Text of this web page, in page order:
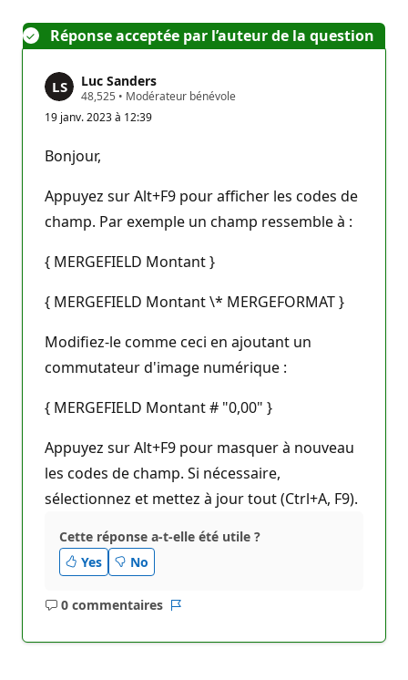
Réponse acceptée par l’auteur de la question
Luc Sanders
48,525 P
o
i
e
r
é
p
t
i
• Modérateur bénévole
19 janv. 2023 à 12:39
Bonjour,
Appuyez sur Alt+F9 pour afficher les codes de
champ. Par exemple un champ ressemble à :
{ MERGEFIELD Montant }
{ MERGEFIELD Montant \* MERGEFORMAT }
Modifiez-le comme ceci en ajoutant un
commutateur d'image numérique :
{ MERGEFIELD Montant # "0,00" }
Appuyez sur Alt+F9 pour masquer à nouveau
les codes de champ. Si nécessaire,
sélectionnez et mettez à jour tout (Ctrl+A, F9).
Cette réponse a-t-elle été utile ?
Yes
No
0 commentaires
Aucun